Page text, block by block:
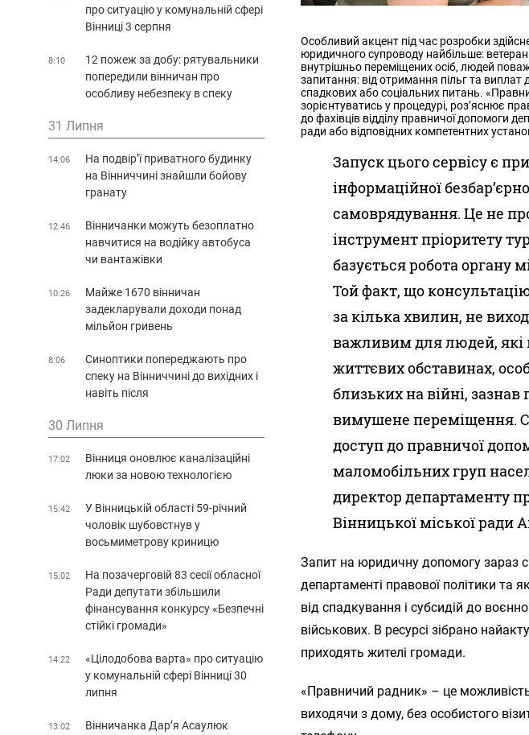
Особливий акцент під час розробки
юридичного супроводу найбільше:
внутрішньо переміщених осіб, людей
запитання: від отримання пільг та
спадкових або соціальних питань.
зорієнтуватись у процедурі, роз’яснює
до фахівців відділу правничої допомоги
ради або відповідних компетентних
Запуск цього сервісу є
інформаційної
самоврядування. Це не
інструмент пріоритету
базується робота органу
Той факт, що
за кілька хвилин, не
важливим для людей, які
життєвих обставинах,
близьких на війні,
вимушене переміщення.
доступ до правничої
маломобільних груп
директор департаменту
Вінницької міської ради
Запит на юридичну допомогу зараз
департаменті правової політики та
від спадкування і субсидій до
військових. В ресурсі зібрано
приходять жителі громади.
«Правничий радник» – це
виходячи з дому, без особистого
про ситуацію у комунальній сфері
Вінниці 3 серпня
8:10
12 пожеж за добу: рятувальники
попередили вінничан про
особливу небезпеку в спеку
31 Липня
14:06
На подвір’ї приватного будинку
на Вінниччині знайшли бойову
гранату
12:46
Вінничанки можуть безоплатно
навчитися на водійку автобуса
чи вантажівки
10:26
Майже 1670 вінничан
задекларували доходи понад
мільйон гривень
8:06
Синоптики попереджають про
спеку на Вінниччині до вихідних і
навіть після
30 Липня
17:02
Вінниця оновлює каналізаційні
люки за новою технологією
15:42
У Вінницькій області 59-річний
чоловік шубовстнув у
восьмиметрову криницю
15:02
На позачерговій 83 сесії обласної
Ради депутати збільшили
фінансування конкурсу «Безпечні
стійкі громади»
14:22
«Цілодобова варта» про ситуацію
у комунальній сфері Вінниці 30
липня
13:02
Вінничанка Дар’я Асаулюк